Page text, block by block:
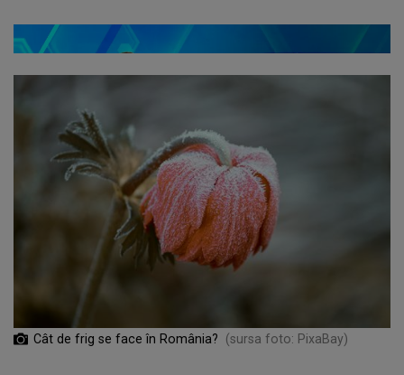
Cât de frig se face în România? (sursa foto: PixaBay)